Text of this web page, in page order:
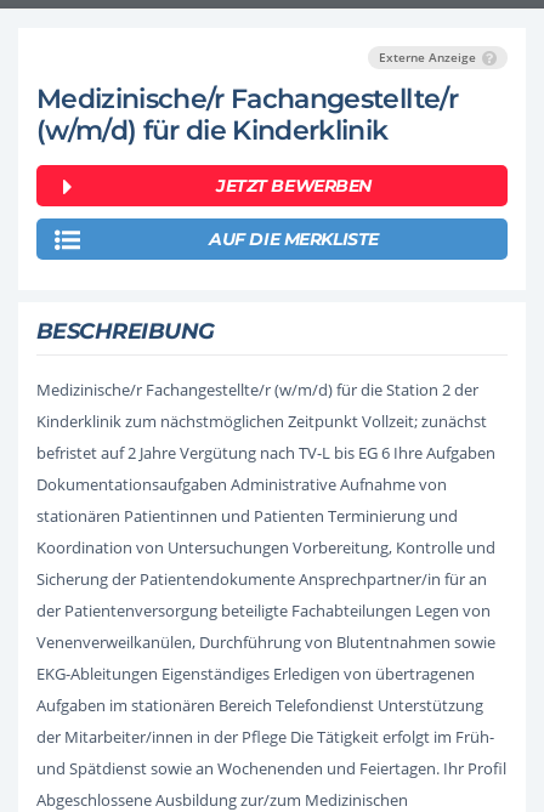
Externe Anzeige
Medizinische/r Fachangestellte/r
(w/m/d) für die Kinderklinik
JETZT BEWERBEN
AUF DIE MERKLISTE
BESCHREIBUNG
Medizinische/r Fachangestellte/r (w/m/d) für die Station 2 der
Kinderklinik zum nächstmöglichen Zeitpunkt Vollzeit; zunächst
befristet auf 2 Jahre Vergütung nach TV-L bis EG 6 Ihre Aufgaben
Dokumentationsaufgaben Administrative Aufnahme von
stationären Patientinnen und Patienten Terminierung und
Koordination von Untersuchungen Vorbereitung, Kontrolle und
Sicherung der Patientendokumente Ansprechpartner/in für an
der Patientenversorgung beteiligte Fachabteilungen Legen von
Venenverweilkanülen, Durchführung von Blutentnahmen sowie
EKG-Ableitungen Eigenständiges Erledigen von übertragenen
Aufgaben im stationären Bereich Telefondienst Unterstützung
der Mitarbeiter/innen in der Pflege Die Tätigkeit erfolgt im Früh-
und Spätdienst sowie an Wochenenden und Feiertagen. Ihr Profil
Abgeschlossene Ausbildung zur/zum Medizinischen